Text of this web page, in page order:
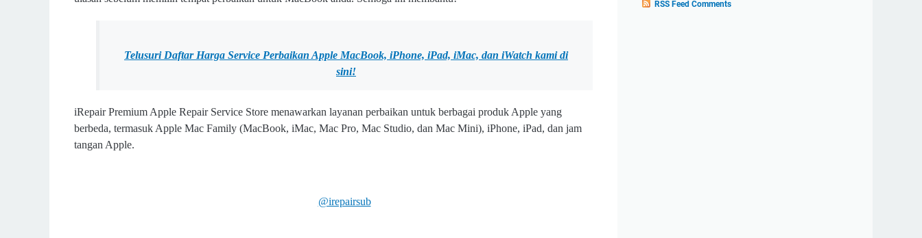
Telusuri Daftar Harga Service Perbaikan Apple MacBook, iPhone, iPad, iMac, dan iWatch kamidi
sini!
iRepair Premium Apple Repair Service Store menawarkan layanan perbaikan untuk berbagai produk Apple yang
berbeda, termasuk Apple Mac Family (MacBook, iMac, Mac Pro, Mac Studio, dan Mac Mini), iPhone, iPad, dan jam
tangan Apple.
@irepairsub
RSS Feed Comments